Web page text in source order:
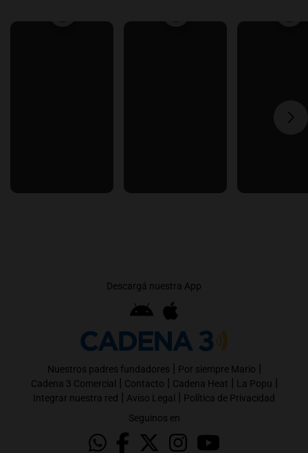
Descargá nuestra App
Nuestros padres fundadores | Por siempre Mario |
Cadena 3 Comercial | Contacto | Cadena Heat | La Popu |
Integrar nuestra red | Aviso Legal | Política de Privacidad
Seguinos en